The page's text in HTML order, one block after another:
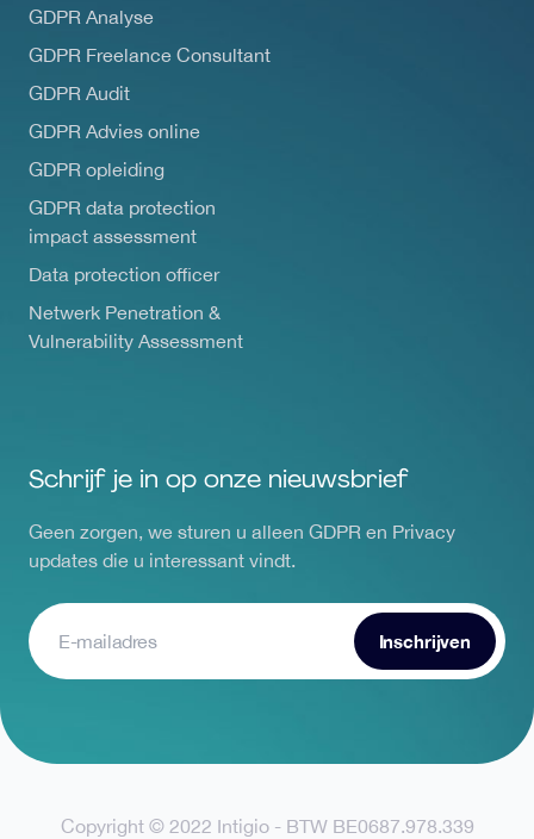
GDPR Analyse
GDPR Freelance Consultant
GDPR Audit
GDPR Advies online
GDPR opleiding
GDPR data protection
impact assessment
Data protection officer
Netwerk Penetration &
Vulnerability Assessment
Schrijf je in op onze nieuwsbrief
Geen zorgen, we sturen u alleen GDPR en Privacy
updates die u interessant vindt.
Copyright © 2022 Intigio - BTW BE0687.978.339